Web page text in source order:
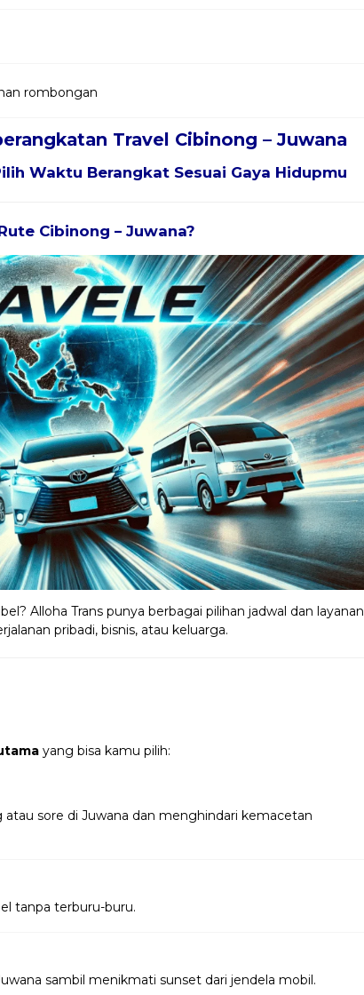
rombongan
Travel Cibinong – Juwana
Waktu Berangkat Sesuai Gaya Hidupmu
Cibinong – Juwana?
Alloha Trans punya berbagai pilihan jadwal dan layanan
pribadi, bisnis, atau keluarga.
yang bisa kamu pilih:
sore di Juwana dan menghindari kemacetan
tanpa terburu-buru.
sambil menikmati sunset dari jendela mobil.